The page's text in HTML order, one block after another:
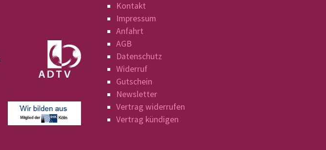
Kontakt
Impressum
Anfahrt
AGB
Datenschutz
Widerruf
Gutschein
Newsletter
Vertrag widerrufen
Vertrag kündigen